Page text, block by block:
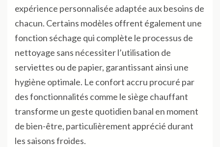
expérience personnalisée adaptée aux besoins de
chacun. Certains modèles offrent également une
fonction séchage qui complète le processus de
nettoyage sans nécessiter l’utilisation de
serviettes ou de papier, garantissant ainsi une
hygiène optimale. Le confort accru procuré par
des fonctionnalités comme le siège chauffant
transforme un geste quotidien banal en moment
de bien-être, particulièrement apprécié durant
les saisons froides.